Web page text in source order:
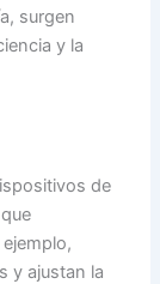
surgen
y la
de
y ajustan la